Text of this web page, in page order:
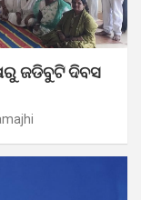
ଜଡିବୁଟି ଦିବସ